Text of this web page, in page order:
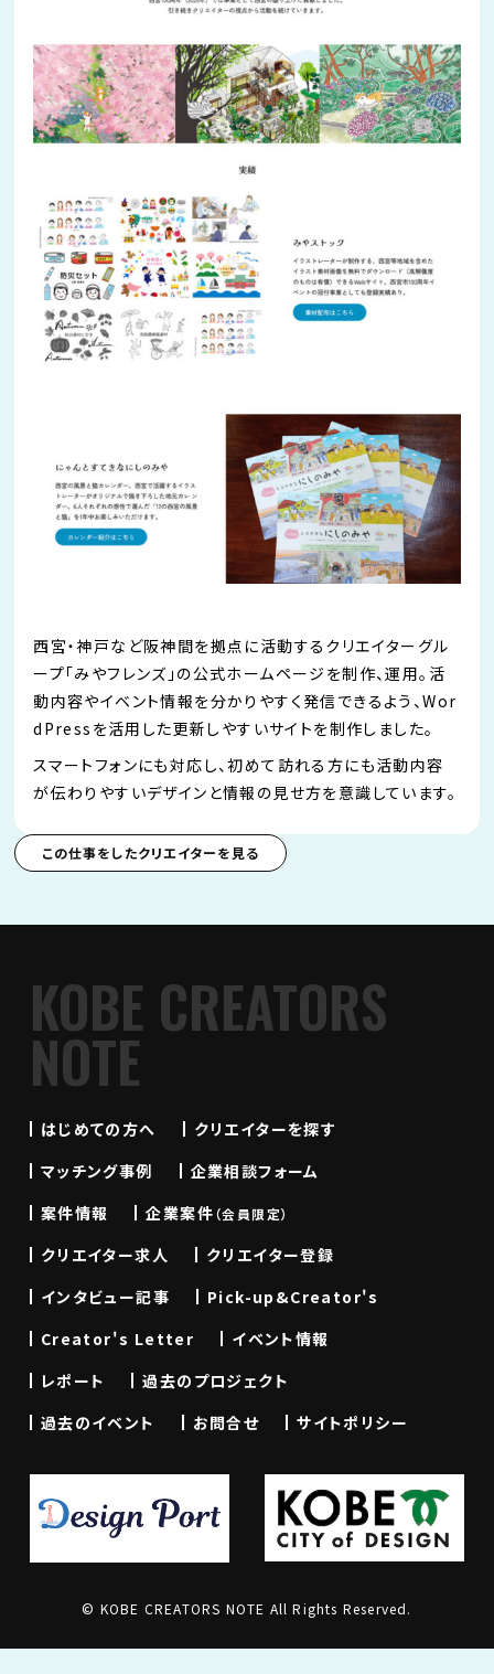
西宮・神戸など阪神間を拠点に活動するクリエイターグル
ープ「みやフレンズ」の公式ホームページを制作、運用。活
動内容やイベント情報を分かりやすく発信できるよう、Wor
dPressを活用した更新しやすいサイトを制作しました。
スマートフォンにも対応し、初めて訪れる方にも活動内容
が伝わりやすいデザインと情報の見せ方を意識しています。
この仕事をしたクリエイターを見る
KOBE CREATORS
NOTE
はじめての方へ
クリエイターを探す
マッチング事例
企業相談フォーム
案件情報
企業案件（会員限定）
クリエイター求人
クリエイター登録
インタビュー記事
Pick-up&Creator's
Creator's Letter
イベント情報
レポート
過去のプロジェクト
過去のイベント
お問合せ サイトポリシー
© KOBE CREATORS NOTE All Rights Reserved.